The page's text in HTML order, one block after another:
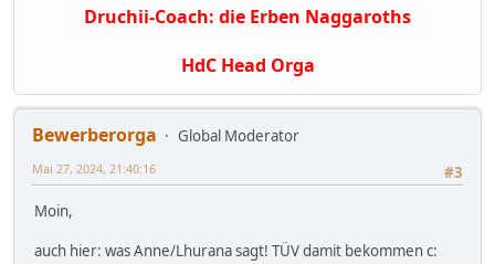
Druchii-Coach: die Erben Naggaroths
HdC Head Orga
Bewerberorga
Global Moderator
#3
Mai 27, 2024, 21:40:16
Moin,
auch hier: was Anne/Lhurana sagt! TÜV damit bekommen c: